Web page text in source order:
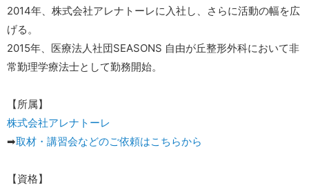
2014年、株式会社アレナトーレに入社し、さらに活動の幅を広
げる。
2015年、医療法人社団SEASONS 自由が丘整形外科において非
常勤理学療法士として勤務開始。
【所属】
株式会社アレナトーレ
➡︎取材・講習会などのご依頼はこちらから
【資格】